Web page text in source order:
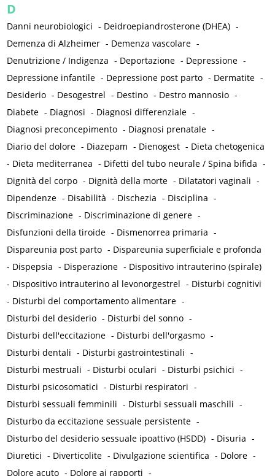
D
Danni neurobiologici - Deidroepiandrosterone (DHEA) -
Demenza di Alzheimer - Demenza vascolare -
Denutrizione / Indigenza - Deportazione - Depressione -
Depressione infantile - Depressione post parto - Dermatite -
Desiderio - Desogestrel - Destino - Destro mannosio -
Diabete - Diagnosi - Diagnosi differenziale -
Diagnosi preconcepimento - Diagnosi prenatale -
Diario del dolore - Diazepam - Dienogest - Dieta chetogenica
- Dieta mediterranea - Difetti del tubo neurale / Spina bifida -
Dignità del corpo - Dignità della morte - Dilatatori vaginali -
Dipendenze - Disabilità - Dischezia - Disciplina -
Discriminazione - Discriminazione di genere -
Disfunzioni della tiroide - Dismenorrea primaria -
Dispareunia post parto - Dispareunia superficiale e profonda
- Dispepsia - Disperazione - Dispositivo intrauterino (spirale)
- Dispositivo intrauterino al levonorgestrel - Disturbi cognitivi
- Disturbi del comportamento alimentare -
Disturbi del desiderio - Disturbi del sonno -
Disturbi dell'eccitazione - Disturbi dell'orgasmo -
Disturbi dentali - Disturbi gastrointestinali -
Disturbi mestruali - Disturbi oculari - Disturbi psichici -
Disturbi psicosomatici - Disturbi respiratori -
Disturbi sessuali femminili - Disturbi sessuali maschili -
Disturbo da eccitazione sessuale persistente -
Disturbo del desiderio sessuale ipoattivo (HSDD) - Disuria -
Diuretici - Diverticolite - Divulgazione scientifica - Dolore -
Dolore acuto - Dolore ai rapporti -